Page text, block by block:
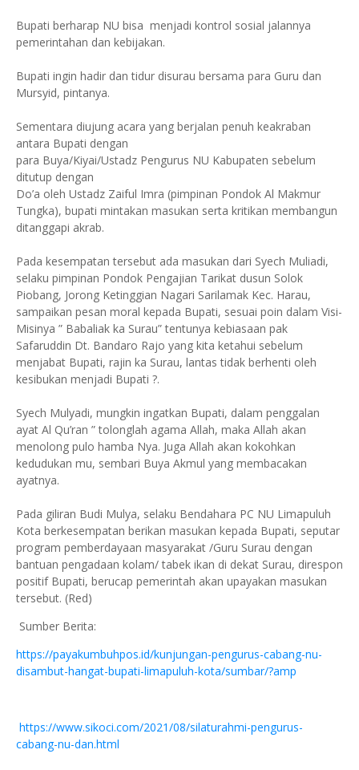
Bupati berharap NU bisa menjadi kontrol sosial jalannya
pemerintahan dan kebijakan.
Bupati ingin hadir dan tidur disurau bersama para Guru dan
Mursyid, pintanya.
Sementara diujung acara yang berjalan penuh keakraban
antara Bupati dengan
para Buya/Kiyai/Ustadz Pengurus NU Kabupaten sebelum
ditutup dengan
Do’a oleh Ustadz Zaiful Imra (pimpinan Pondok Al Makmur
Tungka), bupati mintakan masukan serta kritikan membangun
ditanggapi akrab.
Pada kesempatan tersebut ada masukan dari Syech Muliadi,
selaku pimpinan Pondok Pengajian Tarikat dusun Solok
Piobang, Jorong Ketinggian Nagari Sarilamak Kec. Harau,
sampaikan pesan moral kepada Bupati, sesuai poin dalam Visi-
Misinya ” Babaliak ka Surau” tentunya kebiasaan pak
Safaruddin Dt. Bandaro Rajo yang kita ketahui sebelum
menjabat Bupati, rajin ka Surau, lantas tidak berhenti oleh
kesibukan menjadi Bupati ?.
Syech Mulyadi, mungkin ingatkan Bupati, dalam penggalan
ayat Al Qu’ran ” tolonglah agama Allah, maka Allah akan
menolong pulo hamba Nya. Juga Allah akan kokohkan
kedudukan mu, sembari Buya Akmul yang membacakan
ayatnya.
Pada giliran Budi Mulya, selaku Bendahara PC NU Limapuluh
Kota berkesempatan berikan masukan kepada Bupati, seputar
program pemberdayaan masyarakat /Guru Surau dengan
bantuan pengadaan kolam/ tabek ikan di dekat Surau, direspon
positif Bupati, berucap pemerintah akan upayakan masukan
tersebut. (Red)
Sumber Berita:
https://payakumbuhpos.id/kunjungan-pengurus-cabang-nu-
disambut-hangat-bupati-limapuluh-kota/sumbar/?amp
https://www.sikoci.com/2021/08/silaturahmi-pengurus-
cabang-nu-dan.html